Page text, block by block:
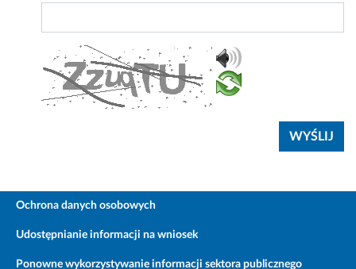
Ochrona danych osobowych
Udostępnianie informacji na wniosek
Ponowne wykorzystywanie informacji sektora publicznego